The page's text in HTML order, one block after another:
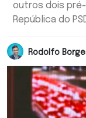
outros dois
República do
Rodolfo